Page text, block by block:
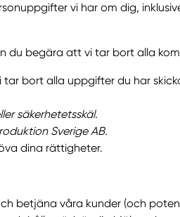
vi har om dig,
du begära att vi tar bort alla
bort alla uppgifter du har
säkerhetetsskäl.
Sverige AB.
dina rättigheter.
betjäna våra kunder (och